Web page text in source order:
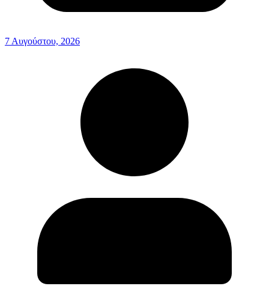
7 Αυγούστου, 2026